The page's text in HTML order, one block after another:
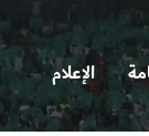
الإعلام